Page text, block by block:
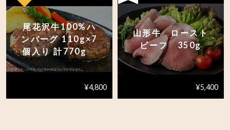
尾花沢牛100%ハ
ンバーグ 110g×7
個入り 計770g
¥4,800
山形牛 ロースト
ビーフ 350g
¥5,400